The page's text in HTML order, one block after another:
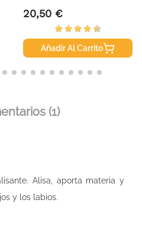
Precio
20,50 €
Añadir Al Carrito
(1)
Alisa, aporta materia y
y los labios.